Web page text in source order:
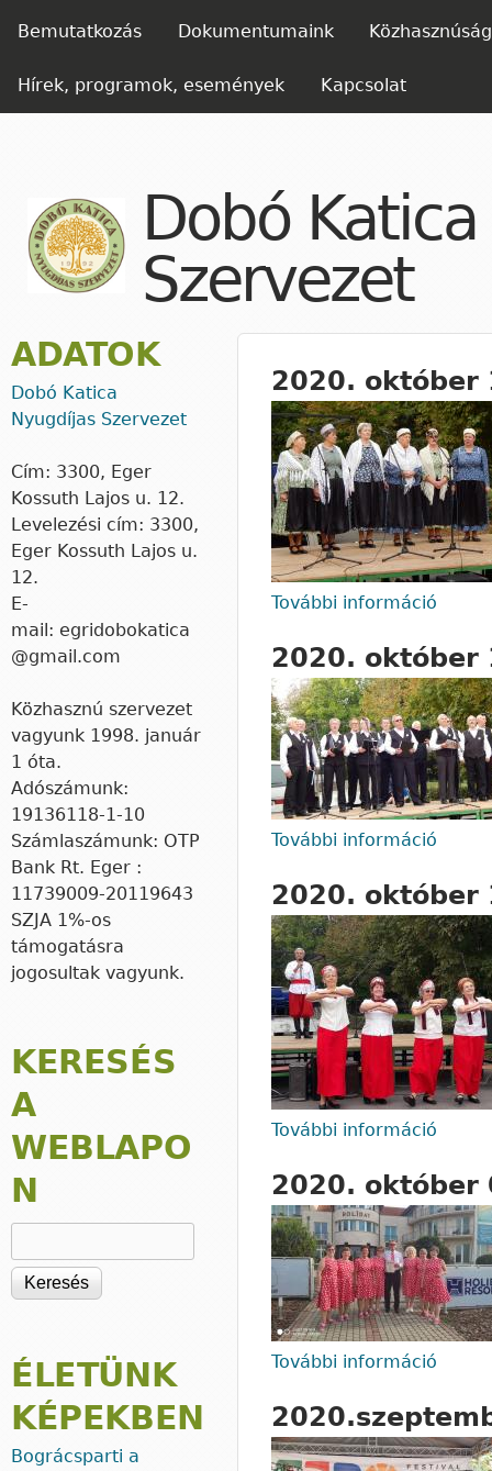
FŐMENÜ
Bemutatkozás Dokumentumaink
Hírek, programok, események Kapcsolat
Dobó
Szervezet
2020. október
További információ
2020. október
További információ
2020. október
További információ
2020. október
További információ
ADATOK
Dobó Katica
Nyugdíjas Szervezet
Cím: 3300, Eger
Kossuth Lajos u. 12.
Levelezési cím: 3300,
Eger Kossuth Lajos u.
12.
E-
mail: egridobokatica
@gmail.com
Közhasznú szervezet
vagyunk 1998. január
1 óta.
Adószámunk:
19136118-1-10
Számlaszámunk: OTP
Bank Rt. Eger :
11739009-20119643
​SZJA 1%-os
támogatásra
jogosultak vagyunk.
KERESÉS
A
WEBLAPO
N
ÉLETÜNK
KÉPEKBEN
Bográcsparti a